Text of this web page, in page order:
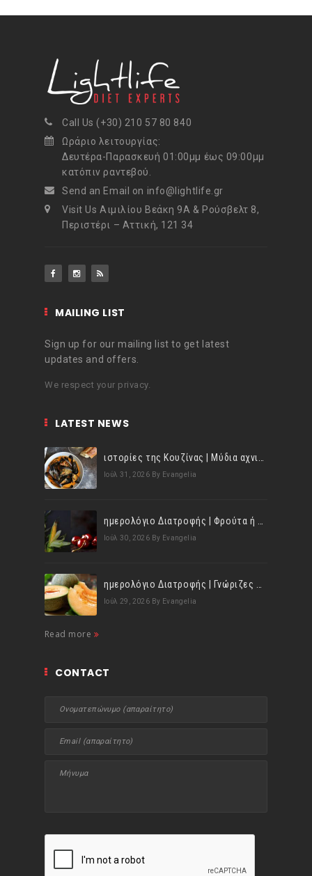
Call Us (+30) 210 57 80 840
Ωράριο λειτουργίας:
Δευτέρα-Παρασκευή 01:00μμ έως 09:00μμ
κατόπιν ραντεβού.
Send an Email on info@lightlife.gr
Visit Us Αιμιλίου Βεάκη 9Α & Ρούσβελτ 8,
Περιστέρι – Αττική, 121 34
MAILING LIST
Sign up for our mailing list to get latest
updates and offers.
We respect your privacy.
LATEST NEWS
ιστορίες της Κουζίνας | Μύδια αχνιστά σβησμένα με λευκό κρασί!
Ιούλ 31, 2026 By Evangelia
ημερολόγιο Διατροφής | Φρούτα ή λαχανικά; Γνωρίζεις τη διαφορά;
Ιούλ 30, 2026 By Evangelia
ημερολόγιο Διατροφής | Γνώριζες ότι, το πεπόνι περιέχει πολλές βιταμίνες;
Ιούλ 29, 2026 By Evangelia
Read more
CONTACT